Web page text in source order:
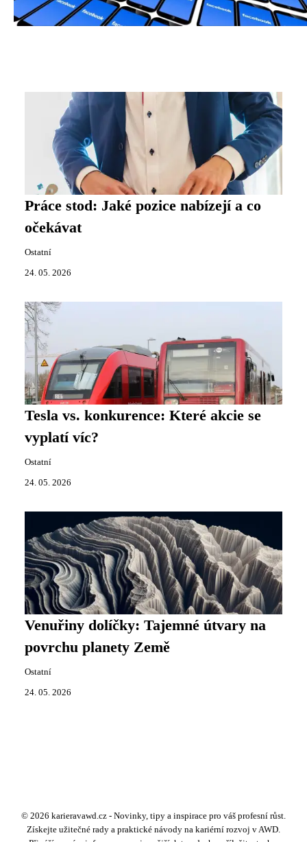
Práce stod: Jaké pozice nabízejí a co
očekávat
Ostatní
24. 05. 2026
Tesla vs. konkurence: Které akcie se
vyplatí víc?
Ostatní
24. 05. 2026
Venuřiny dolíčky: Tajemné útvary na
povrchu planety Země
Ostatní
24. 05. 2026
© 2026 karieravawd.cz - Novinky, tipy a inspirace pro váš profesní růst.
Získejte užitečné rady a praktické návody na kariérní rozvoj v AWD.